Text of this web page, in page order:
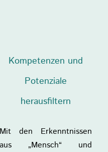
Kompetenzen und
Potenziale
herausfiltern
Mit den Erkenntnissen
aus „Mensch“ und